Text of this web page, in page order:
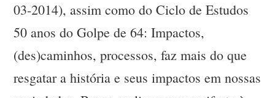
03-2014), assim como do Ciclo de Estudos
50 anos do Golpe de 64: Impactos,
(des)caminhos, processos, faz mais do que
resgatar a história e seus impactos em nossas